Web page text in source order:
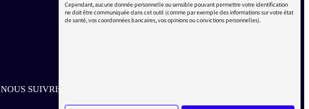
NOUS SUIVRE SUR LES RÉSEAUX
Cependant, aucune donnée personnelle ou sensible pouvant permettre votre identification
ne doit être communiquée dans cet outil (comme par exemple des informations sur votre état
de santé, vos coordonnées bancaires, vos opinions ou convictions personnelles).